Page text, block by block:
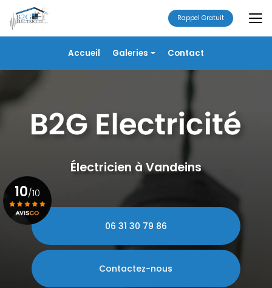
au
contenu
principal
Accueil Galeries
Chauffage/VMC
Portails
Contact
Rappel Gratuit
Électricien à Vandeins
06 31 30 79 86
Contactez-nous
10/10
Voir le certificat